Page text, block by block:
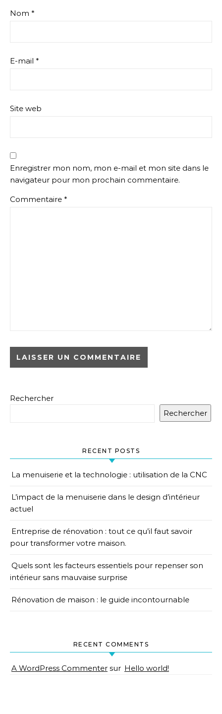
Nom *
E-mail *
Site web
Enregistrer mon nom, mon e-mail et mon site dans le
navigateur pour mon prochain commentaire.
Commentaire *
Rechercher
Rechercher
RECENT POSTS
La menuiserie et la technologie : utilisation de la CNC
L’impact de la menuiserie dans le design d’intérieur
actuel
Entreprise de rénovation : tout ce qu’il faut savoir
pour transformer votre maison.
Quels sont les facteurs essentiels pour repenser son
intérieur sans mauvaise surprise
Rénovation de maison : le guide incontournable
RECENT COMMENTS
A WordPress Commenter sur Hello world!